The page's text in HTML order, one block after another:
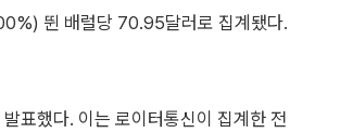
뛴 배럴당 70.95달러로 집계됐다.
표했다. 이는 로이터통신이 집계한 전